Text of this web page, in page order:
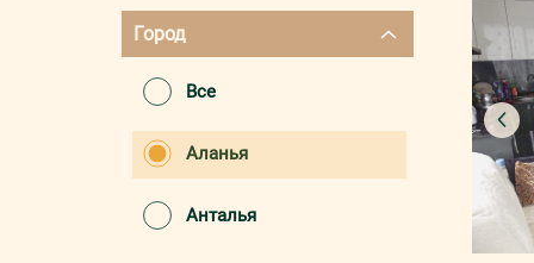
Город
Все
Аланья
Анталья